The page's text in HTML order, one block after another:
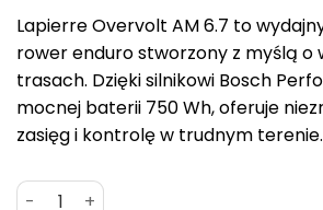
cena
wynosiła:
Lapierre Overvolt AM 6.7 to
rower enduro stworzony z myślą o
trasach. Dzięki silnikowi Bosch
mocnej baterii 750 Wh, oferuje
zasięg i kontrolę w trudnym terenie.
ilość Lapierre Overvolt AM 6.7 –